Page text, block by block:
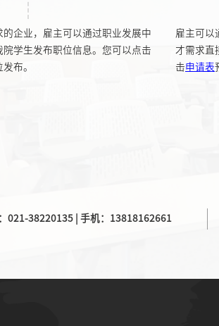
企业，雇主可以通过职业发展中
学生发布职位信息。您可以点击
布。
雇主可以
才需求直
击申请表
021-38220135 | 手机：13818162661